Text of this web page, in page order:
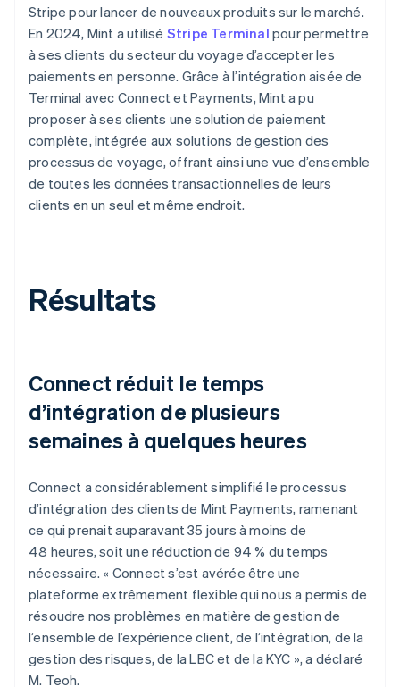
Stripe pour lancer de nouveaux produits sur le marché.
En 2024, Mint a utilisé Stripe Terminal pour permettre
à ses clients du secteur du voyage d’accepter les
paiements en personne. Grâce à l’intégration aisée de
Terminal avec Connect et Payments, Mint a pu
proposer à ses clients une solution de paiement
complète, intégrée aux solutions de gestion des
processus de voyage, offrant ainsi une vue d’ensemble
de toutes les données transactionnelles de leurs
clients en un seul et même endroit.
Résultats
Connect réduit le temps
d’intégration de plusieurs
semaines à quelques heures
Connect a considérablement simplifié le processus
d’intégration des clients de Mint Payments, ramenant
ce qui prenait auparavant 35 jours à moins de
48 heures, soit une réduction de 94 % du temps
nécessaire. « Connect s’est avérée être une
plateforme extrêmement flexible qui nous a permis de
résoudre nos problèmes en matière de gestion de
l’ensemble de l’expérience client, de l’intégration, de la
gestion des risques, de la LBC et de la KYC », a déclaré
M. Teoh.